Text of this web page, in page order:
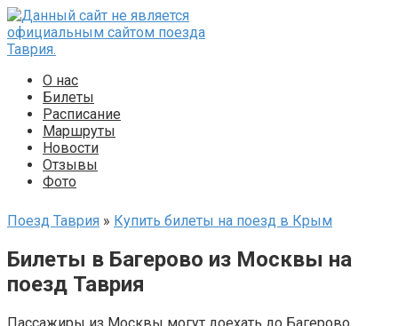
Перейти
к
контенту
О нас
Билеты
Расписание
Маршруты
Новости
Отзывы
Фото
Поезд Таврия » Купить билеты на поезд в Крым
Билеты в Багерово из Москвы на
поезд Таврия